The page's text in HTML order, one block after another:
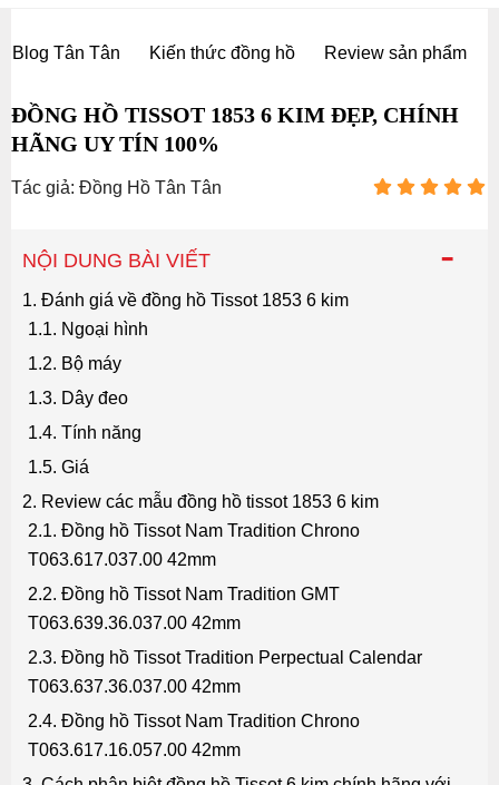
Blog Tân Tân Kiến thức đồng hồ Review sản phẩm
ĐỒNG HỒ TISSOT 1853 6 KIM ĐẸP, CHÍNH
HÃNG UY TÍN 100%
Tác giả: Đồng Hồ Tân Tân
-
NỘI DUNG BÀI VIẾT
1. Đánh giá về đồng hồ Tissot 1853 6 kim
1.1. Ngoại hình
1.2. Bộ máy
1.3. Dây đeo
1.4. Tính năng
1.5. Giá
2. Review các mẫu đồng hồ tissot 1853 6 kim
2.1. Đồng hồ Tissot Nam Tradition Chrono
T063.617.037.00 42mm
2.2. Đồng hồ Tissot Nam Tradition GMT
T063.639.36.037.00 42mm
2.3. Đồng hồ Tissot Tradition Perpectual Calendar
T063.637.36.037.00 42mm
2.4. Đồng hồ Tissot Nam Tradition Chrono
T063.617.16.057.00 42mm